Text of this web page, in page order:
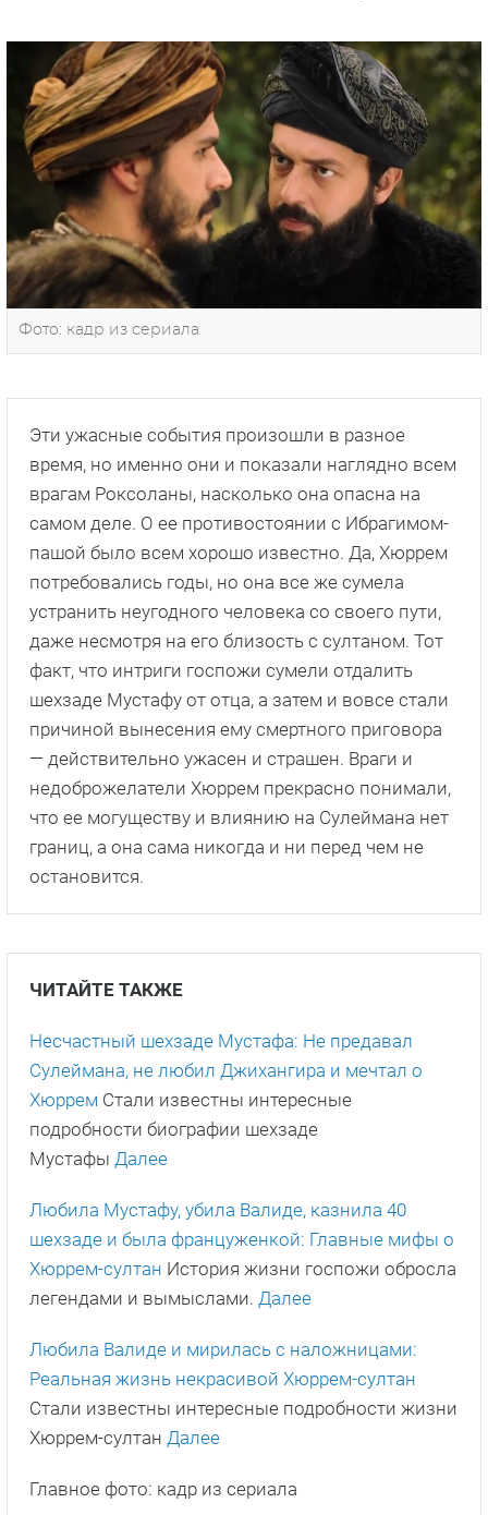
Фото: кадр из сериала
Эти ужасные события произошли в разное
время, но именно они и показали наглядно всем
врагам Роксоланы, насколько она опасна на
самом деле. О ее противостоянии с Ибрагимом-
пашой было всем хорошо известно. Да, Хюррем
потребовались годы, но она все же сумела
устранить неугодного человека со своего пути,
даже несмотря на его близость с султаном. Тот
факт, что интриги госпожи сумели отдалить
шехзаде Мустафу от отца, а затем и вовсе стали
причиной вынесения ему смертного приговора
— действительно ужасен и страшен. Враги и
недоброжелатели Хюррем прекрасно понимали,
что ее могуществу и влиянию на Сулеймана нет
границ, а она сама никогда и ни перед чем не
остановится.
ЧИТАЙТЕ ТАКЖЕ
Несчастный шехзаде Мустафа: Не предавал
Сулеймана, не любил Джихангира и мечтал о
Хюррем Стали известны интересные
подробности биографии шехзаде
Мустафы Далее
Любила Мустафу, убила Валиде, казнила 40
шехзаде и была француженкой: Главные мифы о
Хюррем-султан История жизни госпожи обросла
легендами и вымыслами. Далее
Любила Валиде и мирилась с наложницами:
Реальная жизнь некрасивой Хюррем-султан
Стали известны интересные подробности жизни
Хюррем-султан Далее
Главное фото: кадр из сериала